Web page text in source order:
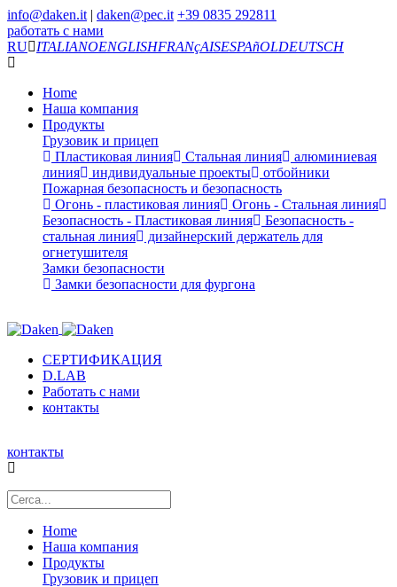
info@daken.it | daken@pec.it +39 0835 292811
работать с нами
RU
ITALIANOENGLISHFRANçAISESPAñOLDEUTSCH
Home
Наша компания
Продукты
Грузовик и прицеп
Пластиковая линия
Стальная линия
алюминиевая
линия
индивидуальные проекты
отбойники
Пожарная безопасность и безопасность
Огонь - пластиковая линия
Огонь - Стальная линия
Безопасность - Пластиковая линия
Безопасность -
стальная линия
дизайнерский держатель для
огнетушителя
Замки безопасности
Замки безопасности для фургона
СЕРТИФИКАЦИЯ
D.LAB
Работать с нами
контакты
контакты
Home
Наша компания
Продукты
Грузовик и прицеп